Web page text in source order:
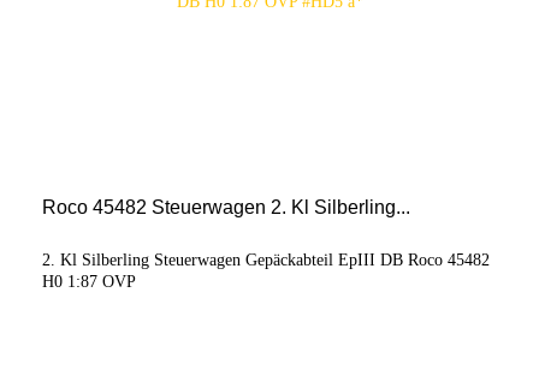
Roco 45482 Steuerwagen 2. Kl Silberling...
2. Kl Silberling Steuerwagen Gepäckabteil EpIII DB Roco 45482
H0 1:87 OVP